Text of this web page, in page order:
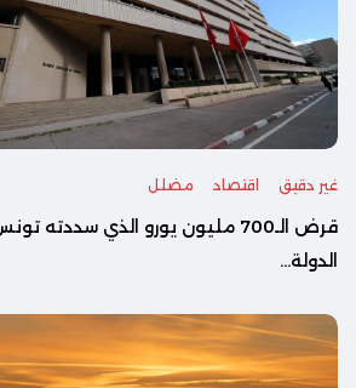
غير دقيق اقتصاد مضلل
قرض الـ700 مليون يورو الذي سددته
الدولة...